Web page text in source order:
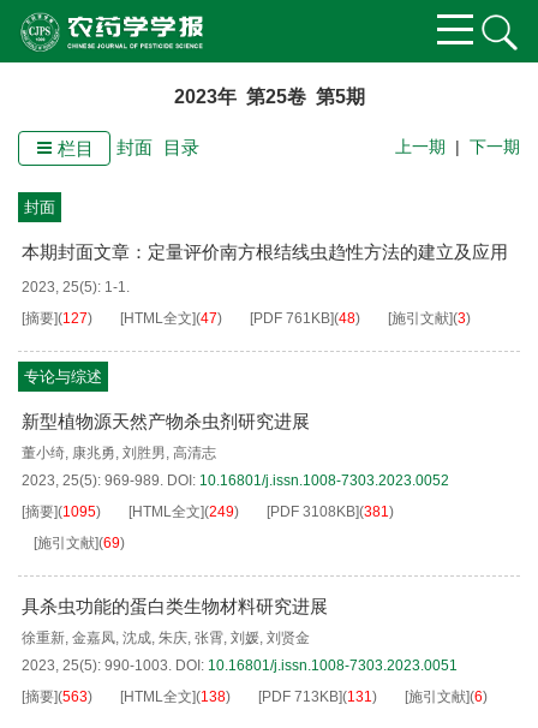
2023年 第25卷 第5期
上一期 | 下一期
栏目 封面 目录
封面
本期封面文章：定量评价南方根结线虫趋性方法的建立及应用
2023, 25(5): 1-1.
[摘要](127) [HTML全文](47) [PDF 761KB](48) [施引文献](3)
专论与综述
新型植物源天然产物杀虫剂研究进展
董小绮, 康兆勇, 刘胜男, 高清志
2023, 25(5): 969-989. DOI: 10.16801/j.issn.1008-7303.2023.0052
[摘要](1095) [HTML全文](249) [PDF 3108KB](381)
[施引文献](69)
具杀虫功能的蛋白类生物材料研究进展
徐重新, 金嘉凤, 沈成, 朱庆, 张霄, 刘媛, 刘贤金
2023, 25(5): 990-1003. DOI: 10.16801/j.issn.1008-7303.2023.0051
[摘要](563) [HTML全文](138) [PDF 713KB](131) [施引文献](6)